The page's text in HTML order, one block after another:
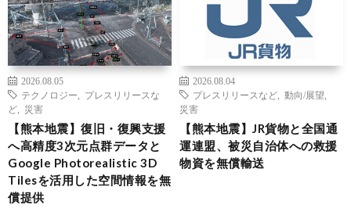
2026.08.05
テクノロジー
プレスリリースな
ど
災害
【熊本地震】復旧・復興支援
へ高精度3次元点群データと
Google Photorealistic 3D
Tilesを活用した空間情報を無
償提供
2026.08.04
プレスリリースなど
動向/展望
災害
【熊本地震】JR貨物と全国通
運連盟、被災自治体への救援
物資を無償輸送